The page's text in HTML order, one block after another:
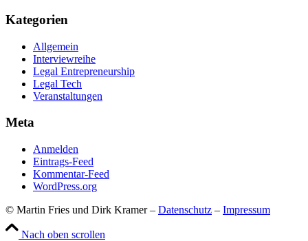
Kategorien
Allgemein
Interviewreihe
Legal Entrepreneurship
Legal Tech
Veranstaltungen
Meta
Anmelden
Eintrags-Feed
Kommentar-Feed
WordPress.org
© Martin Fries und Dirk Kramer – Datenschutz – Impressum
Nach oben scrollen